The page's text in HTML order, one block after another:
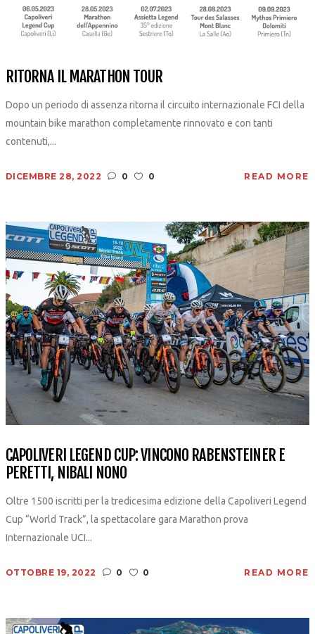
RITORNA IL MARATHON TOUR
Dopo un periodo di assenza ritorna il circuito internazionale FCI della
mountain bike marathon completamente rinnovato e con tanti
contenuti,...
DICEMBRE 28, 2022 0 0 READ MORE
CAPOLIVERI LEGEND CUP: VINCONO RABENSTEINER E
PERETTI, NIBALI NONO
Oltre 1500 iscritti per la tredicesima edizione della Capoliveri Legend
Cup “World Track”, la spettacolare gara Marathon prova
Internazionale UCI...
OTTOBRE 19, 2022 0 0 READ MORE